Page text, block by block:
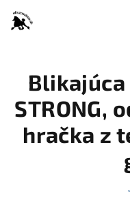
obsah
Blikajúca
STRONG,
hračka z